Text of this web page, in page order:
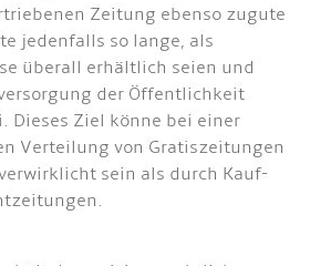
Zeitung ebenso zugute
jedenfalls so lange, als
überall erhältlich seien und
der Öffentlichkeit
Dieses Ziel könne bei einer
Verteilung von Gratiszeitungen
sein als durch Kauf-